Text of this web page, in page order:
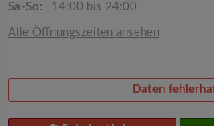
Sa-So: 14:00 bis 24:00
Alle Öffnungszeiten ansehen
Daten
i